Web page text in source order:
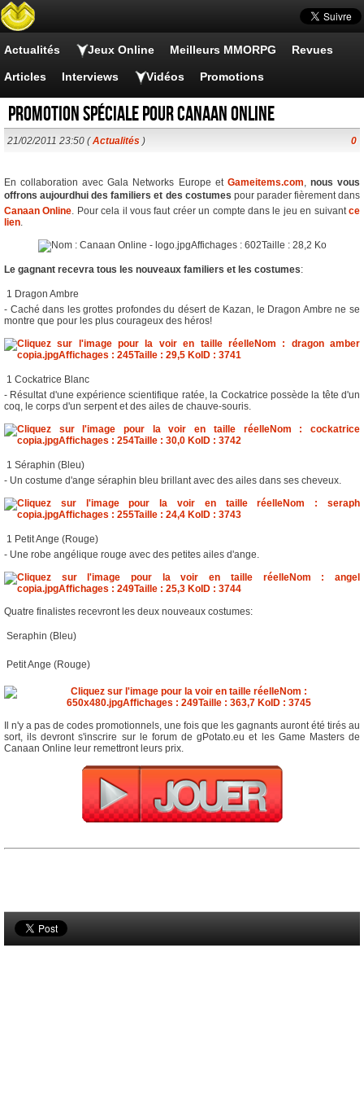
Actualités Jeux Online Meilleurs MMORPG Revues
Articles Interviews Vidéos Promotions
Promotion spéciale pour Canaan Online
21/02/2011 23:50 (Actualités ) 0
En collaboration avec Gala Networks Europe et Gameitems.com, nous vous
offrons aujourdhui des familiers et des costumes pour parader fièrement dans
Canaan Online. Pour cela il vous faut créer un compte dans le jeu en suivantce
lien.
Le gagnant recevra tous les nouveaux familiers et les costumes:
 1 Dragon Ambre
- Caché dans les grottes profondes du désert de Kazan, le Dragon Ambre ne se
montre que pour les plus courageux des héros!
 1 Cockatrice Blanc
- Résultat d'une expérience scientifique ratée, la Cockatrice possède la tête d'un
coq, le corps d'un serpent et des ailes de chauve-souris.
 1 Séraphin (Bleu)
- Un costume d'ange séraphin bleu brillant avec des ailes dans ses cheveux.
 1 Petit Ange (Rouge)
- Une robe angélique rouge avec des petites ailes d'ange.
Quatre finalistes recevront les deux nouveaux costumes:
 Seraphin (Bleu)
 Petit Ange (Rouge)
Il n'y a pas de codes promotionnels, une fois que les gagnants auront été tirés au
sort, ils devront s'inscrire sur le forum de gPotato.eu et les Game Masters de
Canaan Online leur remettront leurs prix.